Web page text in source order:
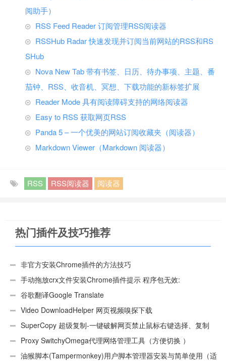
阅助手）
RSS Feed Reader 订阅管理RSS阅读器
RSSHub Radar 快速发现并订阅当前网站的RSS和RS
SHub
Nova New Tab 带有书签、日历、待办事项、主题、番
茄钟、RSS、收音机、冥想、下载功能的新标签扩展
Reader Mode 具有阅读障碍支持的网络阅读器
Easy to RSS 获取网页RSS
Panda 5 – 一个优美的网站订阅收藏夹（阅读器）
Markdown Viewer（Markdown 阅读器）
RSS RSS阅读器 阅读器
热门插件及技巧推荐
非官方安装Chrome插件的方法技巧
手动拖放crx文件安装Chrome插件提示 程序包无效:
“CEX_HEADER_INVALID”的解决办法
谷歌翻译Google Translate
Video DownloadHelper 网页视频嗅探下载
SuperCopy 超级复制-一键破解网页禁止鼠标右键选择、复制
Proxy SwitchyOmega代理网络管理工具（方便切换 ）
油猴脚本(Tampermonkey)用户脚本管理器安装与简单使用（适